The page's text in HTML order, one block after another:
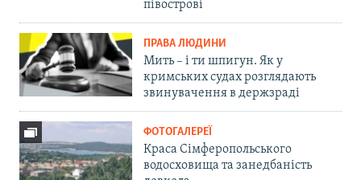
півострові
ПРАВА ЛЮДИНИ
Мить – і ти шпигун. Як у
кримських судах розглядають
звинувачення в держзраді
ФОТОГАЛЕРЕЇ
Краса Сімферопольського
водосховища та занедбаність